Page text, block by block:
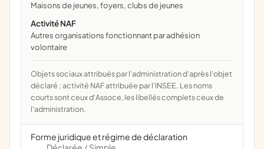
maisons de jeunes, foyers, clubs de jeunes
Activité NAF
Autres organisations fonctionnant par adhésion
volontaire
Objets sociaux attribués par l'administration d'après l'objet
déclaré ; activité NAF attribuée par l'INSEE. Les noms
courts sont ceux d'Assoce, les libellés complets ceux de
l'administration.
Forme juridique et régime de déclaration